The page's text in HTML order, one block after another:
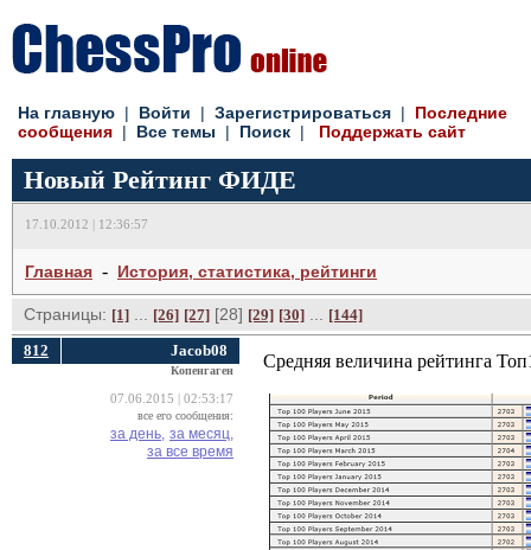
На главную | Войти | Зарегистрироваться | Последние
сообщения | Все темы | Поиск | Поддержать сайт
Новый Рейтинг ФИДЕ
17.10.2012 | 12:36:57
Главная - История, статистика, рейтинги
Страницы: [1] [26] [27] [28] [29] [30]
[144]
812
Jacob08
Копенгаген
07.06.2015 | 02:53:17
все его сообщения:
за день, за месяц,
за все время
Средняя величина рейтинга